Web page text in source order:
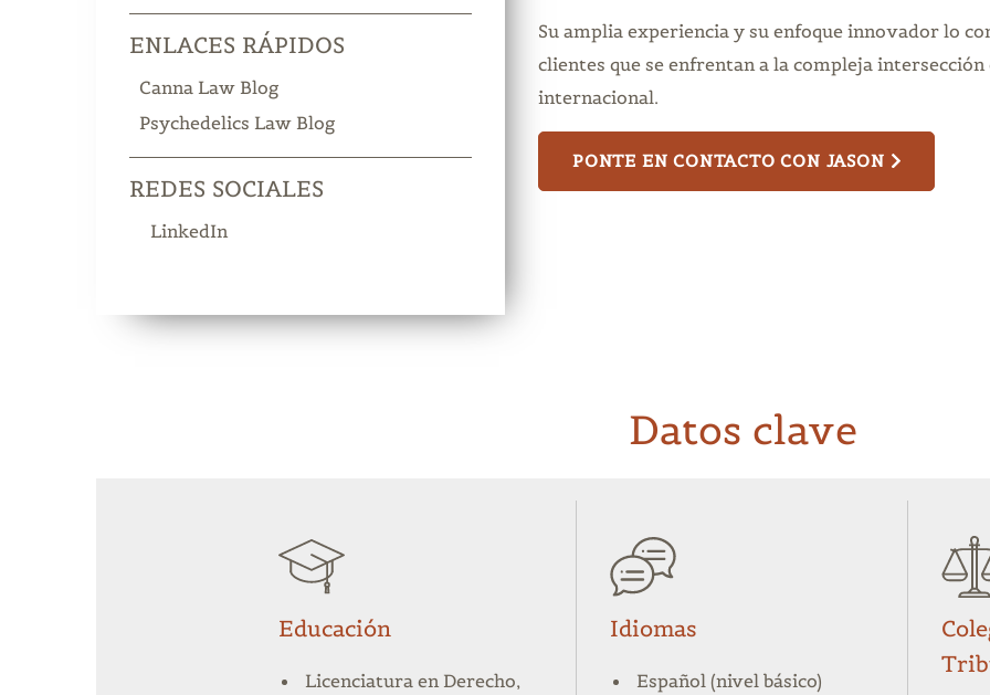
ENLACES RÁPIDOS
Canna Law Blog
Psychedelics Law Blog
REDES SOCIALES
LinkedIn
Su amplia experiencia y su enfoque innovador lo
clientes que se enfrentan a la compleja
internacional.
PONTE EN CONTACTO CON JASON
Datos clave
Educación
Licenciatura en Derecho,
Idiomas
Español (nivel básico)